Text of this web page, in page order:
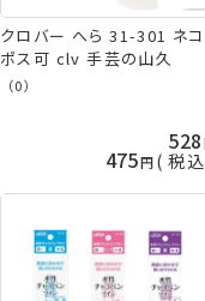
クロバー へら 31-301 ネコ
ポス可 clv 手芸の山久
（0）
528
475 税込